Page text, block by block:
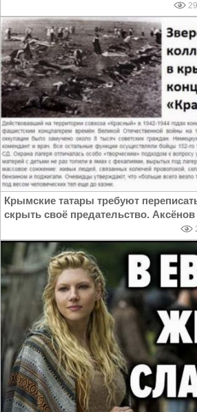
Крымские татары требуют
скрыть своё предательство.